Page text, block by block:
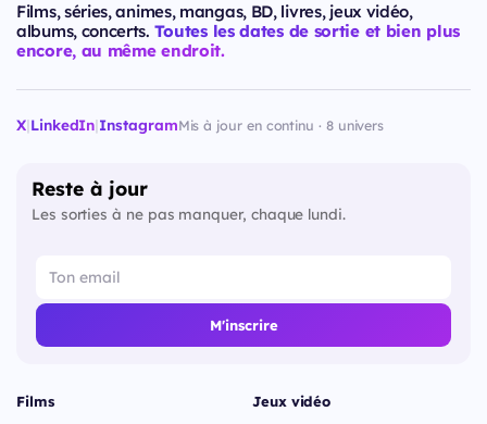
Films, séries, animes, mangas, BD, livres, jeux vidéo,
albums, concerts. Toutes les dates de sortie et bien plus
encore, au même endroit.
X|LinkedIn|InstagramMis à jour en continu · 8 univers
Reste à jour
Les sorties à ne pas manquer, chaque lundi.
M'inscrire
Films Jeux vidéo